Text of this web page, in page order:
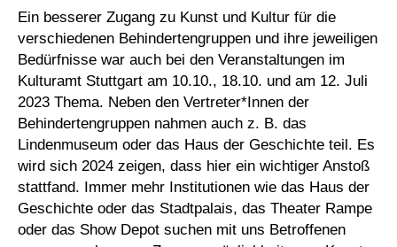
Ein besserer Zugang zu Kunst und Kultur für die
verschiedenen Behindertengruppen und ihre jeweiligen
Bedürfnisse war auch bei den Veranstaltungen im
Kulturamt Stuttgart am 10.10., 18.10. und am 12. Juli
2023 Thema. Neben den Vertreter*Innen der
Behindertengruppen nahmen auch z. B. das
Lindenmuseum oder das Haus der Geschichte teil. Es
wird sich 2024 zeigen, dass hier ein wichtiger Anstoß
stattfand. Immer mehr Institutionen wie das Haus der
Geschichte oder das Stadtpalais, das Theater Rampe
oder das Show Depot suchen mit uns Betroffenen